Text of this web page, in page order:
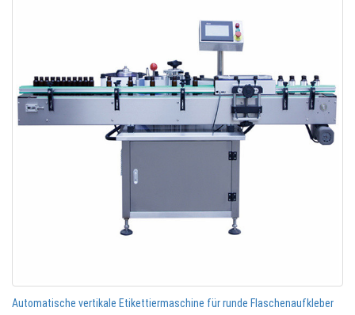
Automatische vertikale Etikettiermaschine für runde Flaschenaufkleber